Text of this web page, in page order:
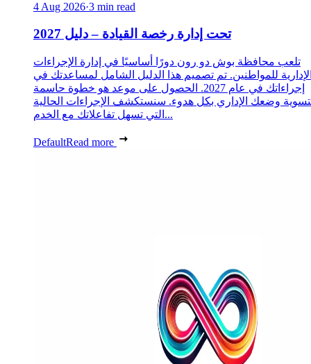
4 Aug 2026·3 min read
تحت إدارة رخصة القيادة – دليل 2027
تلعب محافظة بوش دو رون دورًا أساسيًا في إدارة الإجراءات
للمواطنين. تم تصميم هذا الدليل الشامل لمساعدتك في
إجراءاتك في عام 2027. الحصول على موعد هو خطوة حاسمة
وضعك الإداري بكل هدوء. سنستكشف الإجراءات الحالية
التي تسهل تفاعلاتك مع الخدم...
DefaultRead more